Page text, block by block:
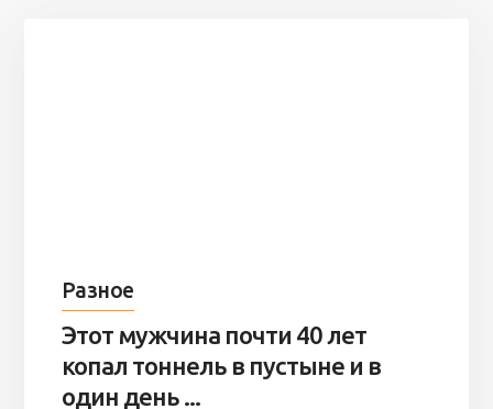
Разное
Этот мужчина почти 40 лет
копал тоннель в пустыне и в
один день ...